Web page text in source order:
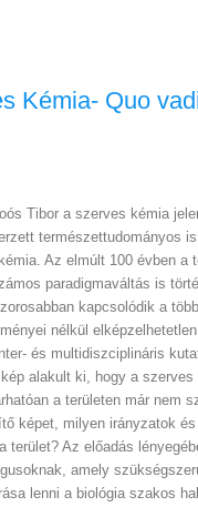
Kémia- Quo
Tibor a szerves kémia
természettudományos
Az elmúlt 100 évben a
paradigmaváltás is
kapcsolódik a
nélkül
és multidiszciplináris
alakult ki, hogy a
a területen már nem
képet, milyen irányzatok
terület? Az előadás
amely
lenni a biológia szakos